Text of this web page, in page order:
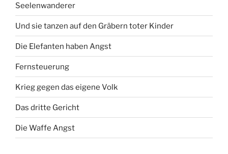
Seelenwanderer
Und sie tanzen auf den Gräbern toter Kinder
Die Elefanten haben Angst
Fernsteuerung
Krieg gegen das eigene Volk
Das dritte Gericht
Die Waffe Angst